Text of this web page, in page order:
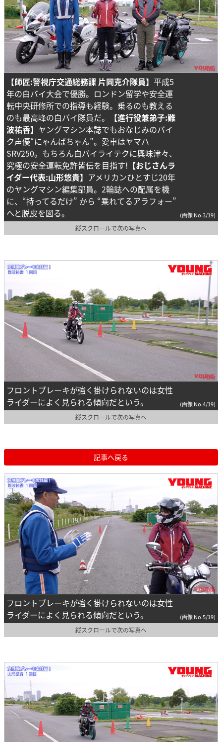
【師匠:警視庁交通総務課 片岡克介隊員】 平成5
年の白バイ大会で優勝。ロンドン留学や安全運
転中央研修所での指導も経験。乗るのも教える
のも最高峰の白バイ隊員だ。
【進行役兼弟子:難
波祐香】 ヤングマシン本誌でもおなじみのバイ
ク声優“にゃんばちゃん”。愛車はヤマハ
SRV250。もちろん白バイライテクに興味津々、
究極の安全運転免許皆伝を目指す! 【おじさんラ
イダー代表:山形悠貴】 アメリカンひとすじ20年
のヤングマシン編集部員。2輪誌への配属を機
に、“持ってるだけ” から “乗れてるアラフォー”
へと脱皮を図る。
(画像 No.3/19)
縦スクロールで次の写真へ
フロントブレーキが強く掛けられないのは女性
ライダーによく見られる傾向だという。
(画像 No.4/19)
縦スクロールで次の写真へ
記事へ戻る
フロントブレーキが強く掛けられないのは女性
ライダーによく見られる傾向だという。
(画像 No.5/19)
縦スクロールで次の写真へ